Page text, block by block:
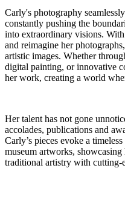
Carly's photography
constantly pushing the
into extraordinary visions.
and reimagine her
artistic images. Whether
digital painting, or innovative
her work, creating a world
Her talent has not gone
accolades, publications and
Carly’s pieces evoke a
museum artworks,
traditional artistry with cutting-